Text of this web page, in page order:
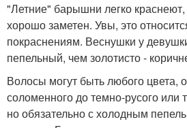
"Летние" барышни легко
хорошо заметен. Увы, это
покраснениям. Веснушки у
пепельный, чем золотисто -
Волосы могут быть любого цвета,
соломенного до темно-русого или
но обязательно с холодным